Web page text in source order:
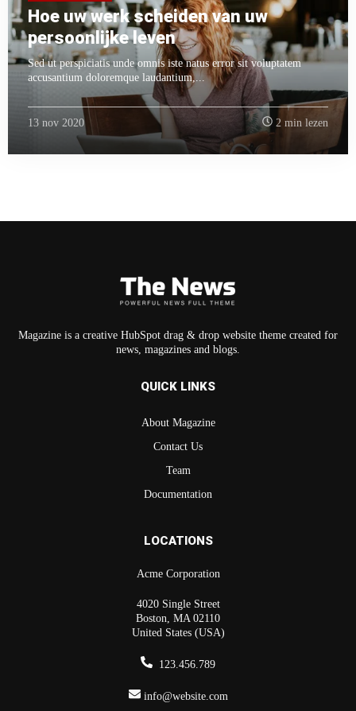
Hoe uw werk scheiden van uw
persoonlijke leven
Sed ut perspiciatis unde omnis iste natus error sit voluptatem
accusantium doloremque laudantium,...
13 nov 2020 2 min lezen
Magazine is a creative HubSpot drag & drop website theme created for
news, magazines and blogs.
QUICK LINKS
About Magazine
Contact Us
Team
Documentation
LOCATIONS
Acme Corporation
4020 Single Street
Boston, MA 02110
United States (USA)
123.456.789
info@website.com